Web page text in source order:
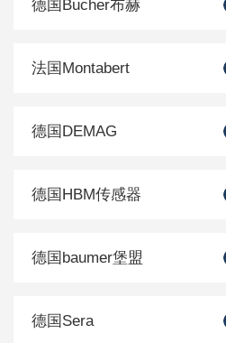
德国Bucher布赫
法国Montabert
德国DEMAG
德国HBM传感器
德国baumer堡盟
德国Sera